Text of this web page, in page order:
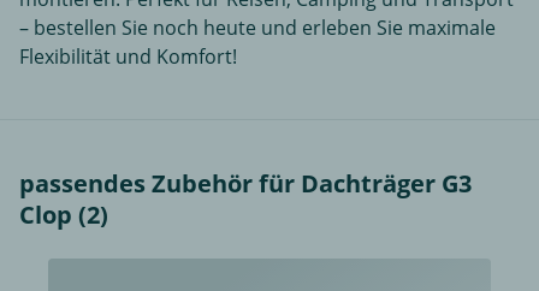
– bestellen Sie noch heute und erleben Sie maximale
Flexibilität und Komfort!
passendes Zubehör für Dachträger G3
Clop (2)